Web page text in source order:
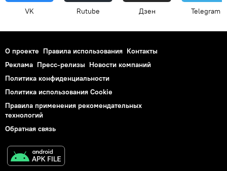
VK Rutube Дзен Telegram
О проекте Правила использования Контакты
Реклама Пресс-релизы Новости компаний
Политика конфиденциальности
Политика использования Cookie
Правила применения рекомендательных
технологий
Обратная связь